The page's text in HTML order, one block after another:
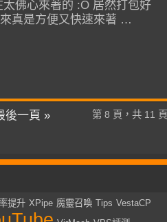
佛心來著的 :O 居然打包好
真是方便又快速來著 …
第 8 頁，共 11 頁
後一頁 »
提升 XPipe 魔靈召喚 Tips VestaCP